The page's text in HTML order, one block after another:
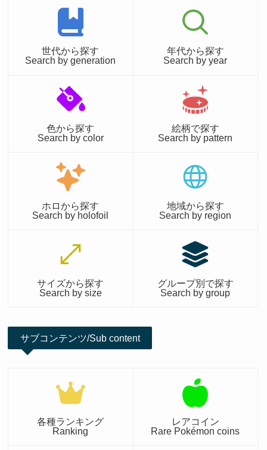
世代から探す
Search by generation
年代から探す
Search by year
色から探す
Search by color
絵柄で探す
Search by pattern
ホロから探す
Search by holofoil
地域から探す
Search by region
サイズから探す
Search by size
グループ別で探す
Search by group
サブコンテンツ/Sub content
各種ランキング
Ranking
レアコイン
Rare Pokémon coins